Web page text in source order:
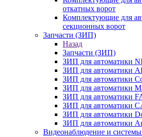
откатных ворот
Комплектующие для
секционных ворот
Запчасти (ЗИП)
Назад
Запчасти (ЗИП)
ЗИП для автоматики
ЗИП для автоматики
ЗИП для автоматики
ЗИП для автоматики
ЗИП для автоматики
ЗИП для автоматики
ЗИП для автоматики
ЗИП для автоматики
Видеонаблюдение и